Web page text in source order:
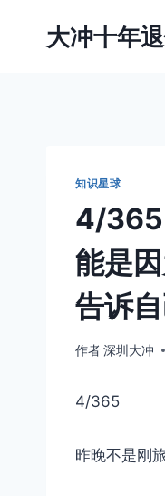
大冲十年
知识星球
4/365
能是
告诉
作者深圳大冲
4/365
昨晚不是刚